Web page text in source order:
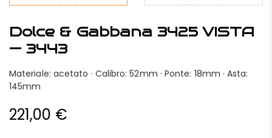
Dolce & Gabbana 3425 VISTA
— 3443
Materiale: acetato · Calibro: 52mm · Ponte: 18mm · Asta:
145mm
221,00 €